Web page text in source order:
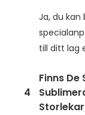
Ja, du
till ditt lag
4
Finns